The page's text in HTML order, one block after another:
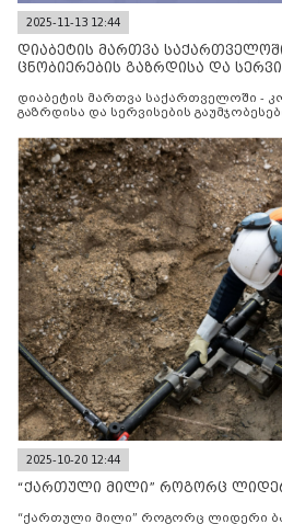
2025-11-13 12:44
დიაბეტის მართვა
ცნობიერების გაზრდისა და
დიაბეტის მართვა საქართველოში -
გაზრდისა და სერვისების
2025-10-20 12:44
“ქართული მილი” როგორც
“ქართული მილი” როგორც ლიდერი